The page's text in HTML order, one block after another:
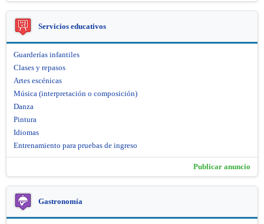
Servicios educativos
Guarderías infantiles
Clases y repasos
Artes escénicas
Música (interpretación o composición)
Danza
Pintura
Idiomas
Entrenamiento para pruebas de ingreso
Publicar anuncio
Gastronomía